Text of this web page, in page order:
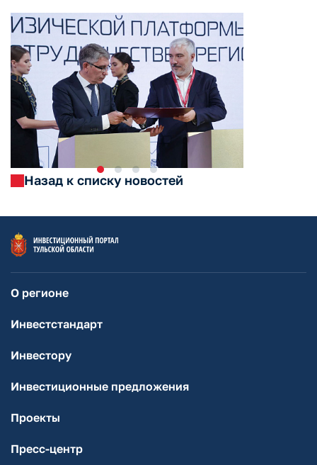
Назад к списку новостей
О регионе
Инвестстандарт
Инвестору
Инвестиционные предложения
Проекты
Пресс-центр